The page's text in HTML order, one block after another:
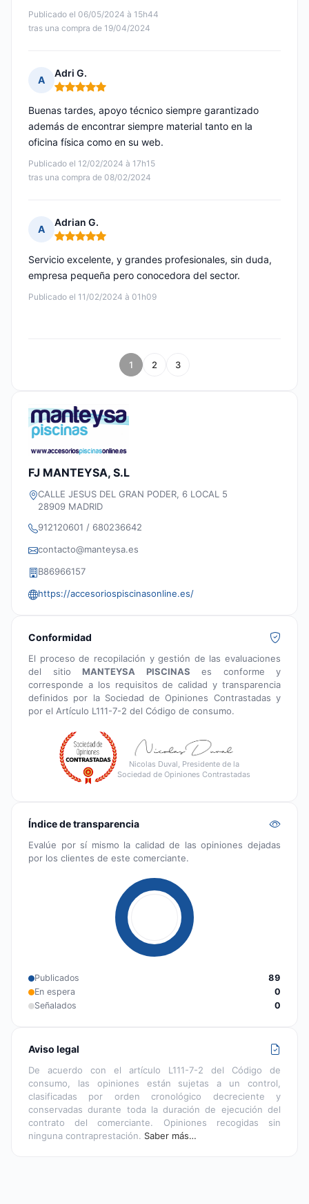
Publicado el 06/05/2024 à 15h44
tras una compra de 19/04/2024
A
Adri G.
Nota: 5 de 5
Publicado el 12/02/2024 à 17h15
tras una compra de 08/02/2024
Buenas tardes, apoyo técnico siempre garantizado
además de encontrar siempre material tanto en la
oficina física como en su web.
A
Adrian G.
Nota: 5 de 5
Publicado el 11/02/2024 à 01h09
Servicio excelente, y grandes profesionales, sin duda,
empresa pequeña pero conocedora del sector.
1 2 3
FJ MANTEYSA, S.L
CALLE JESUS DEL GRAN PODER, 6 LOCAL 5
28909 MADRID
912120601 / 680236642
contacto@manteysa.es
B86966157
https://accesoriospiscinasonline.es/
Conformidad
El proceso de recopilación y gestión de las evaluaciones
del sitio MANTEYSA PISCINAS es conforme y
corresponde a los requisitos de calidad y transparencia
definidos por la Sociedad de Opiniones Contrastadas y
por el Artículo L111-7-2 del Código de consumo.
Nicolas Duval, Presidente de la
Sociedad de Opiniones Contrastadas
Índice de transparencia
Evalúe por sí mismo la calidad de las opiniones dejadas
por los clientes de este comerciante.
Publicados
89
En espera
0
Señalados
0
Aviso legal
De acuerdo con el artículo L111-7-2 del Código de
consumo, las opiniones están sujetas a un control,
clasificadas por orden cronológico decreciente y
conservadas durante toda la duración de ejecución del
contrato del comerciante. Opiniones recogidas sin
ninguna contraprestación. Saber más…